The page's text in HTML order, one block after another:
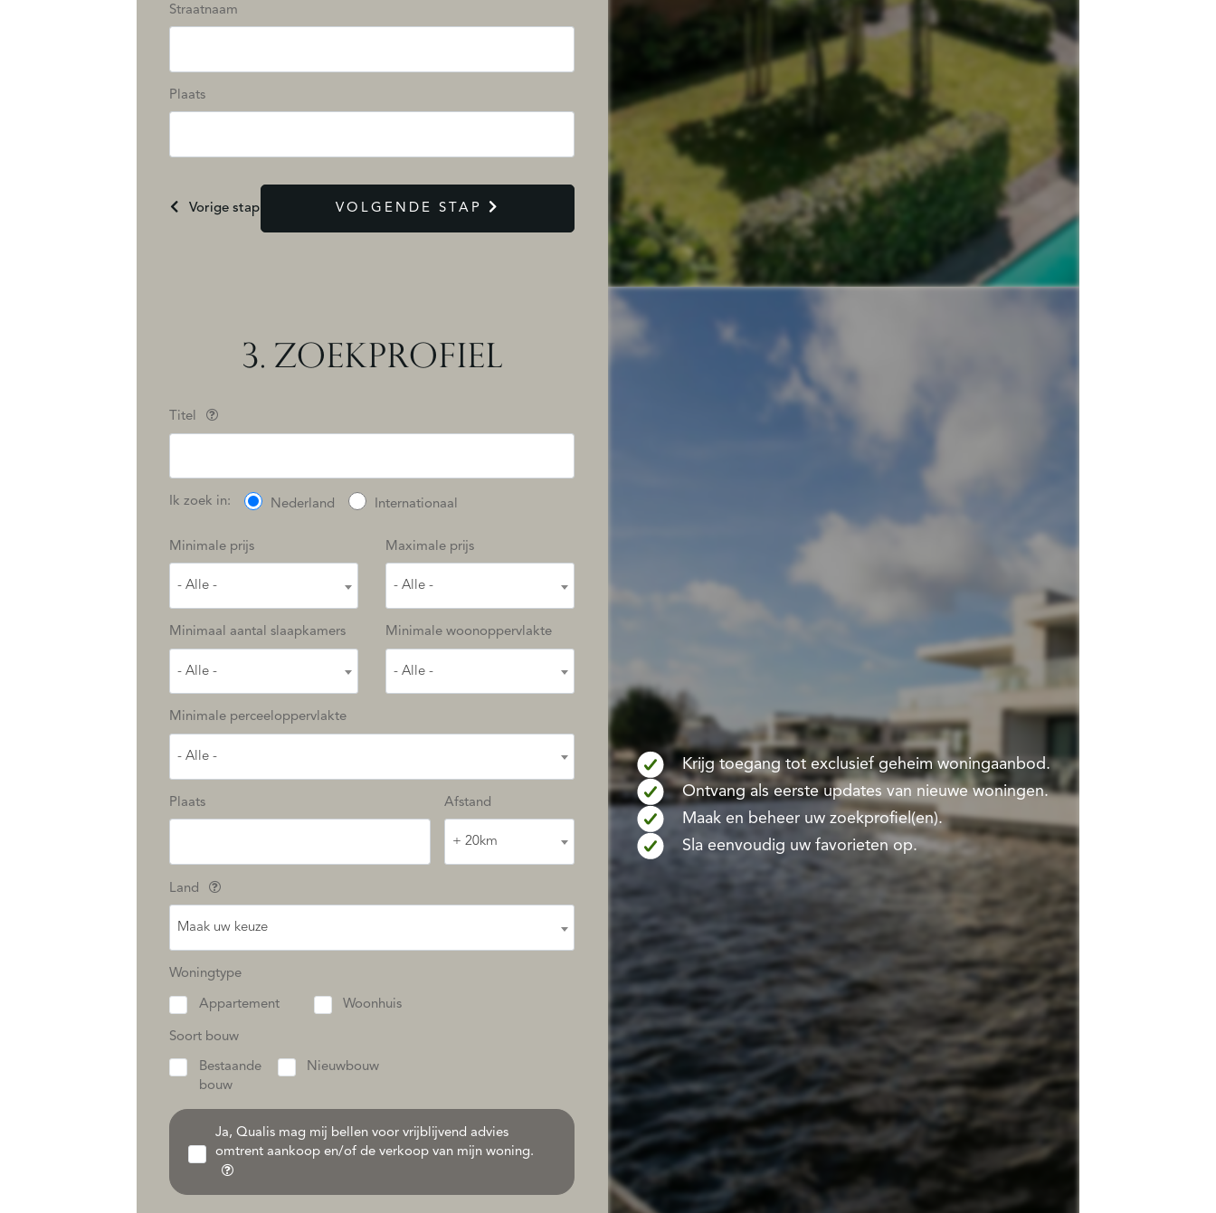
Straatnaam
Plaats
VOLGENDE STAP
Vorige stap
3. ZOEKPROFIEL
Titel
Ik zoek in: Nederland Internationaal
Minimale prijs
- Alle -
Maximale prijs
- Alle -
Minimaal aantal slaapkamers
- Alle -
Minimale woonoppervlakte
- Alle -
Minimale perceeloppervlakte
- Alle -
Plaats Afstand
+ 20km
Land
Maak uw keuze
Woningtype
Appartement Woonhuis
Soort bouw
Bestaande
bouw
Nieuwbouw
Ja, Qualis mag mij bellen voor vrijblijvend advies
omtrent aankoop en/of de verkoop van mijn woning.
Krijg toegang tot exclusief geheim woningaanbod.
Ontvang als eerste updates van nieuwe woningen.
Maak en beheer uw zoekprofiel(en).
Sla eenvoudig uw favorieten op.